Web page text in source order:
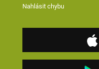
Nahlásit chybu